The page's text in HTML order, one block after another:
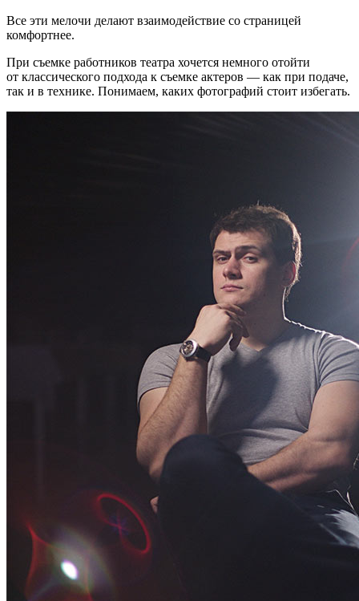
Все эти мелочи делают взаимодействие со страницей
комфортнее.
При съемке работников театра хочется немного отойти
от классического подхода к съемке актеров — как при подаче,
так и в технике. Понимаем, каких фотографий стоит избегать.